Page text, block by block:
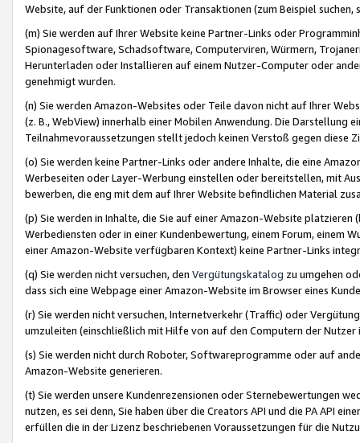
Website, auf der Funktionen oder Transaktionen (zum Beispiel
(m) Sie werden auf Ihrer Website keine Partner-Links oder
Spionagesoftware, Schadsoftware, Computerviren, Würmern,
Herunterladen oder Installieren auf einem Nutzer-Computer oder
genehmigt wurden.
(n) Sie werden Amazon-Websites oder Teile davon nicht auf Ihrer
(z. B., WebView) innerhalb einer Mobilen Anwendung. Die Darstellung
Teilnahmevoraussetzungen stellt jedoch keinen Verstoß gegen diese
(o) Sie werden keine Partner-Links oder andere Inhalte, die eine
Werbeseiten oder Layer-Werbung einstellen oder bereitstellen, mit
bewerben, die eng mit dem auf Ihrer Website befindlichen Material
(p) Sie werden in Inhalte, die Sie auf einer Amazon-Website
Werbediensten oder in einer Kundenbewertung, einem Forum, einem
einer Amazon-Website verfügbaren Kontext) keine Partner-Links
(q) Sie werden nicht versuchen, den Vergütungskatalog zu umgehen
dass sich eine Webpage einer Amazon-Website im Browser eines
(r) Sie werden nicht versuchen, Internetverkehr (Traffic) oder
umzuleiten (einschließlich mit Hilfe von auf den Computern der
(s) Sie werden nicht durch Roboter, Softwareprogramme oder auf
Amazon-Website generieren.
(t) Sie werden unsere Kundenrezensionen oder Sternebewertungen
nutzen, es sei denn, Sie haben über die Creators API und die PA API
erfüllen die in der Lizenz beschriebenen Voraussetzungen für die